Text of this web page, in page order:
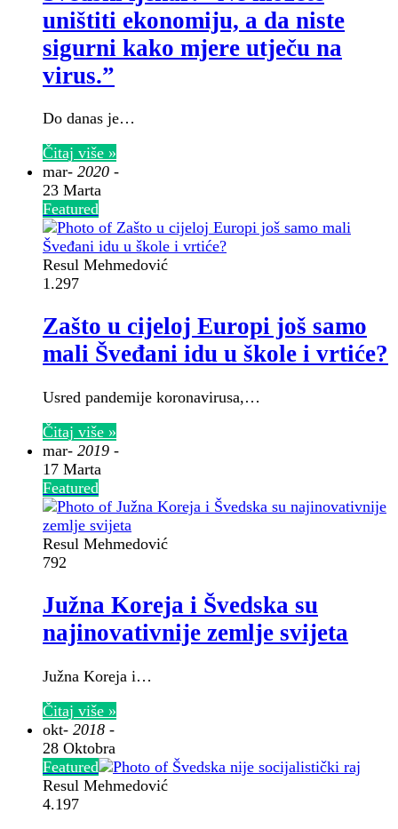
uništiti ekonomiju, a da niste
sigurni kako mjere utječu na
virus.”
Do danas je…
Čitaj više »
mar- 2020 -
23 Marta
Featured
Resul Mehmedović
1.297
Zašto u cijeloj Europi još samo
mali Šveđani idu u škole i vrtiće?
Usred pandemije koronavirusa,…
Čitaj više »
mar- 2019 -
17 Marta
Featured
Resul Mehmedović
792
Južna Koreja i Švedska su
najinovativnije zemlje svijeta
Južna Koreja i…
Čitaj više »
okt- 2018 -
28 Oktobra
Featured
Resul Mehmedović
4.197